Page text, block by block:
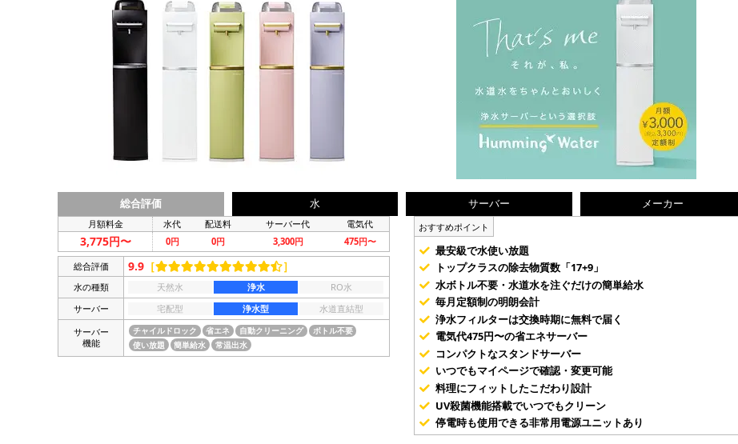
総合評価 水 サーバー メーカー
月額料金 水代 配送料 サーバー代 電気代
3,775円〜 0円 0円 3,300円 475円〜
総合評価 9.9 ［ ］
水の種類 天然水 浄水
RO水
サーバー
宅配型 浄水型
水道直結型
サーバー
機能
チャイルドロック 省エネ 自動クリーニング
ボトル不要
使い放題
簡単給水 常温出水
おすすめポイント
最安級で水使い放題
トップクラスの除去物質数「17+9」
水ボトル不要・水道水を注ぐだけの簡単給水
毎月定額制の明朗会計
浄水フィルターは交換時期に無料で届く
電気代475円〜の省エネサーバー
コンパクトなスタンドサーバー
いつでもマイページで確認・変更可能
料理にフィットしたこだわり設計
UV殺菌機能搭載でいつでもクリーン
停電時も使用できる非常用電源ユニットあり